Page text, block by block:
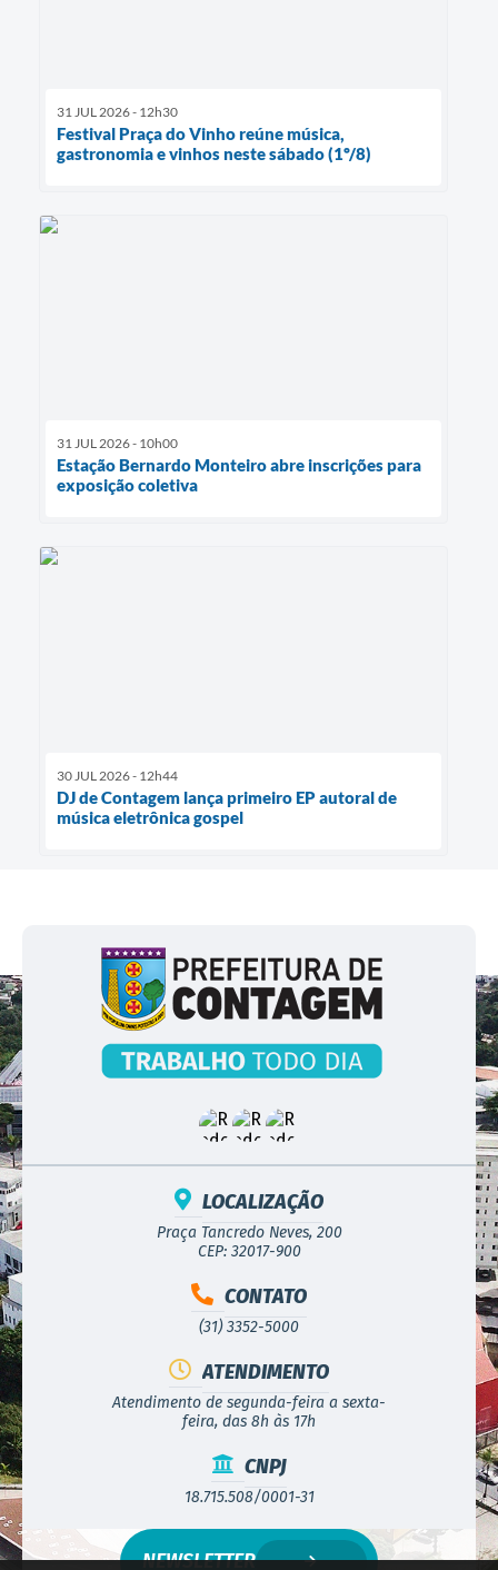
31 JUL 2026 - 12h30
Festival Praça do Vinho reúne música,
gastronomia e vinhos neste sábado (1º/8)
31 JUL 2026 - 10h00
Estação Bernardo Monteiro abre inscrições para
exposição coletiva
30 JUL 2026 - 12h44
DJ de Contagem lança primeiro EP autoral de
música eletrônica gospel
LOCALIZAÇÃO
Praça Tancredo Neves, 200
CEP: 32017-900
CONTATO
(31) 3352-5000
ATENDIMENTO
Atendimento de segunda-feira a sexta-
feira, das 8h às 17h
CNPJ
18.715.508/0001-31
NEWSLETTER